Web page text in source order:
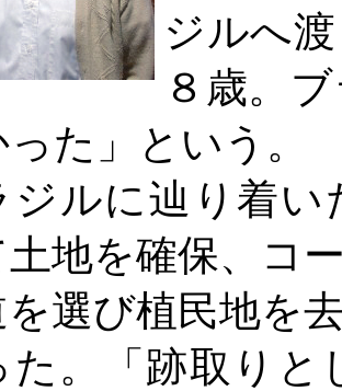
ジルへ
８歳。
た」という。
ルに辿り着い
土地を確保、コ
選び植民地を
た。「跡取り